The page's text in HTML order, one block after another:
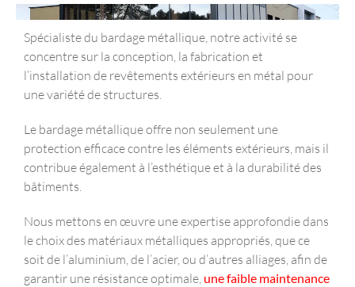
Spécialiste du bardage métallique, notre activité se
concentre sur la conception, la fabrication et
l’installation de revêtements extérieurs en métal pour
une variété de structures.
Le bardage métallique offre non seulement une
protection efficace contre les éléments extérieurs, mais il
contribue également à l’esthétique et à la durabilité des
bâtiments.
Nous mettons en œuvre une expertise approfondie dans
le choix des matériaux métalliques appropriés, que ce
soit de l’aluminium, de l’acier, ou d’autres alliages, afin de
garantir une résistance optimale, une faible maintenance